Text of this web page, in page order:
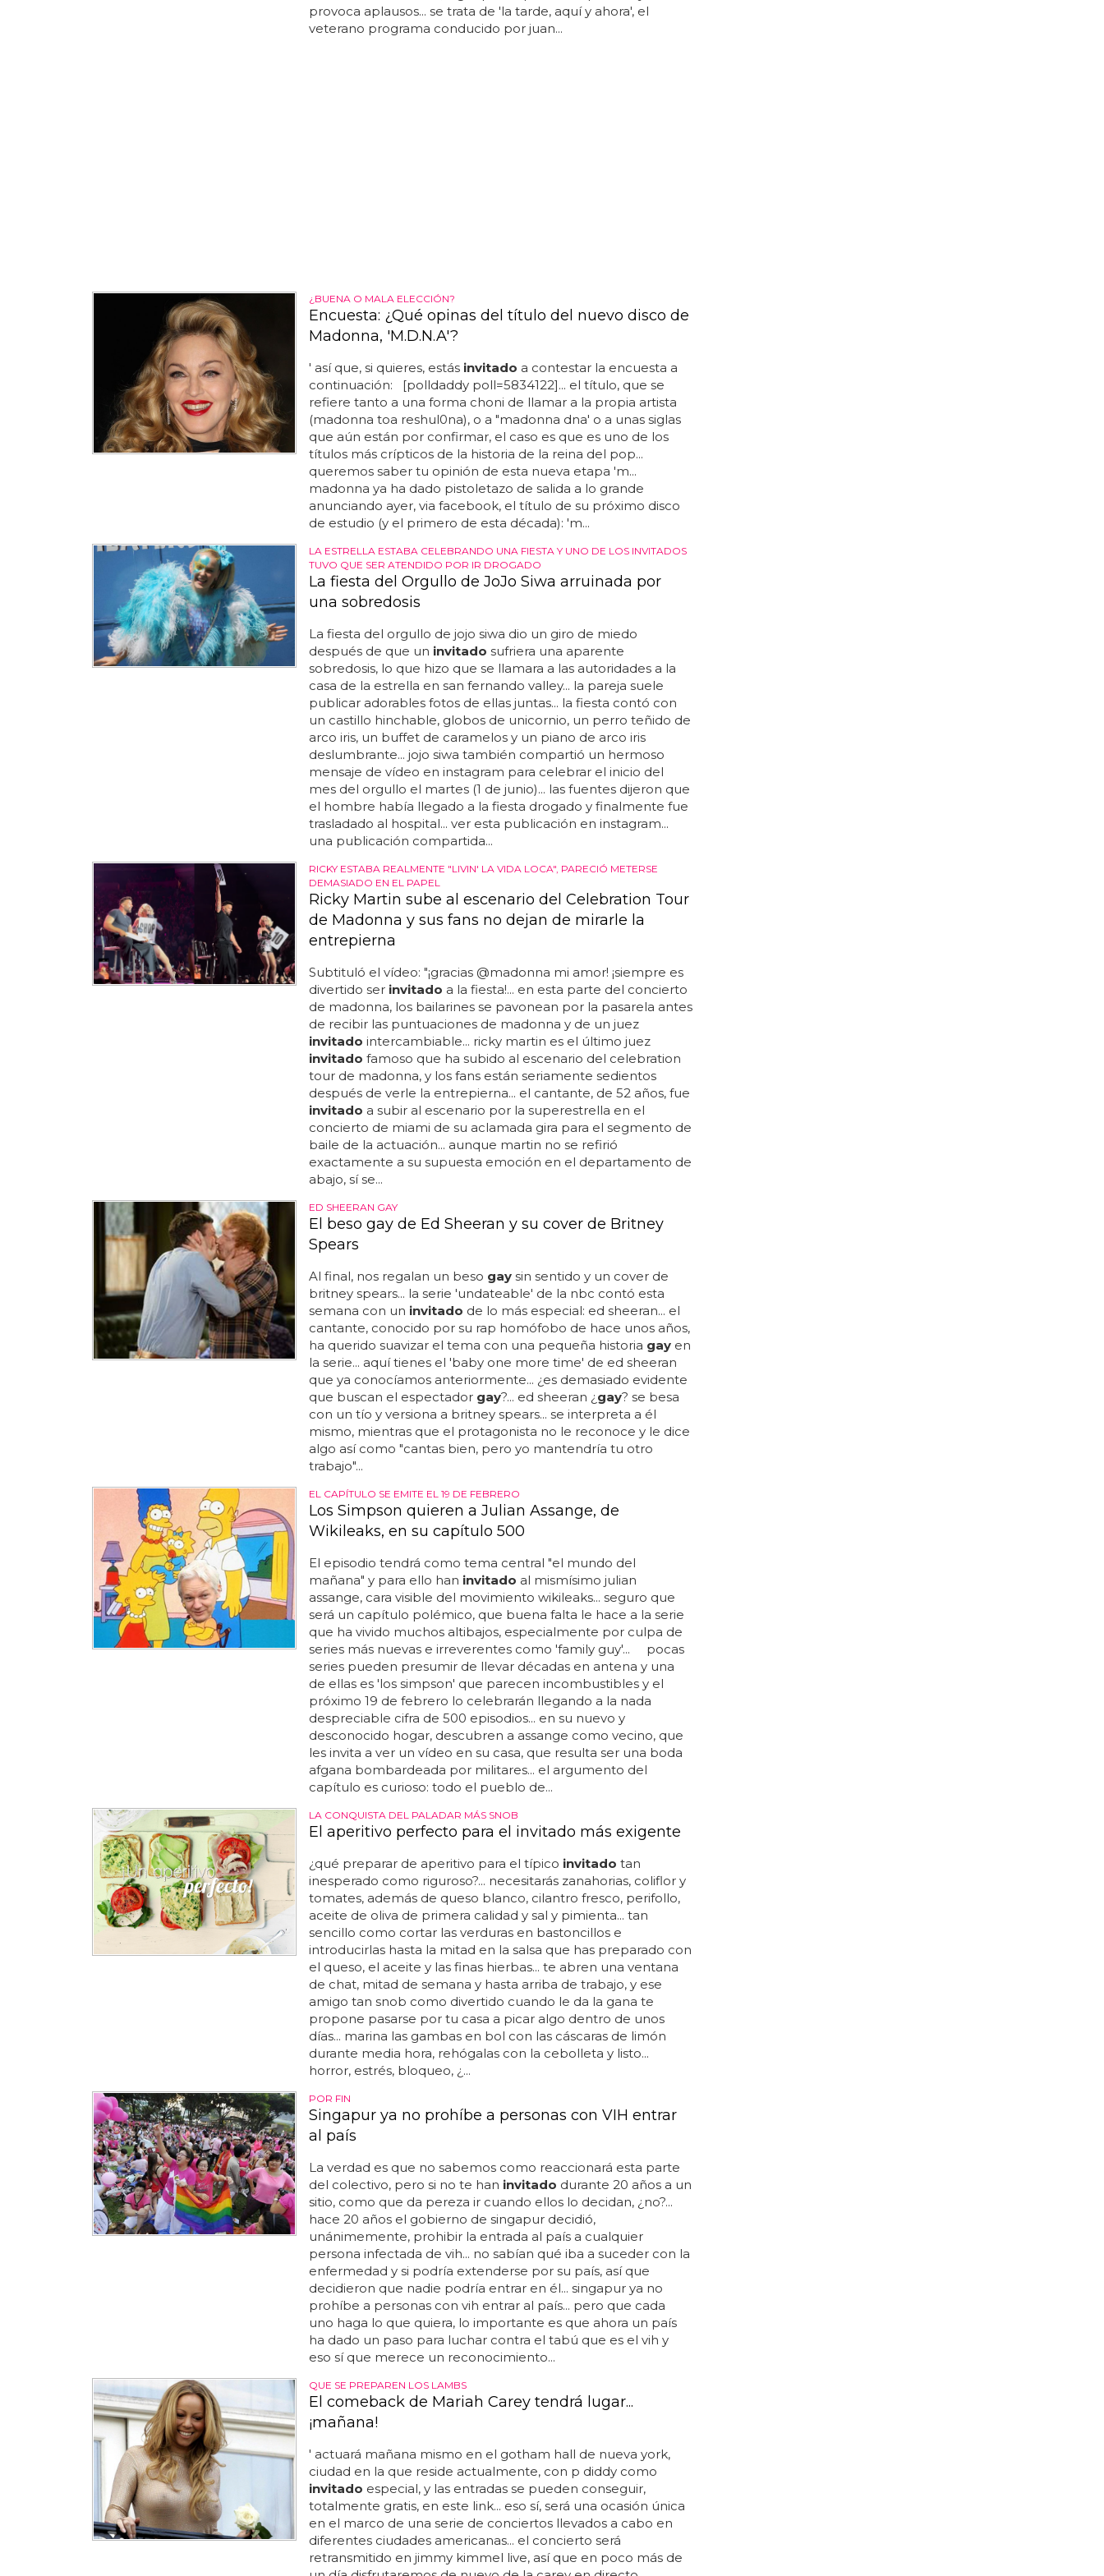
provoca aplausos... se trata de 'la tarde, aquí y ahora', el
veterano programa conducido por juan...
¿BUENA O MALA ELECCIÓN?
Encuesta: ¿Qué opinas del título del nuevo disco de
Madonna, 'M.D.N.A'?
' así que, si quieres, estás invitado a contestar la encuesta a
continuación: [polldaddy poll=5834122]... el título, que se
refiere tanto a una forma choni de llamar a la propia artista
(madonna toa reshul0na), o a "madonna dna' o a unas siglas
que aún están por confirmar, el caso es que es uno de los
títulos más crípticos de la historia de la reina del pop...
queremos saber tu opinión de esta nueva etapa 'm...
madonna ya ha dado pistoletazo de salida a lo grande
anunciando ayer, via facebook, el título de su próximo disco
de estudio (y el primero de esta década): 'm...
LA ESTRELLA ESTABA CELEBRANDO UNA FIESTA Y UNO DE LOS INVITADOS
TUVO QUE SER ATENDIDO POR IR DROGADO
La fiesta del Orgullo de JoJo Siwa arruinada por
una sobredosis
La fiesta del orgullo de jojo siwa dio un giro de miedo
después de que un invitado sufriera una aparente
sobredosis, lo que hizo que se llamara a las autoridades a la
casa de la estrella en san fernando valley... la pareja suele
publicar adorables fotos de ellas juntas... la fiesta contó con
un castillo hinchable, globos de unicornio, un perro teñido de
arco iris, un buffet de caramelos y un piano de arco iris
deslumbrante... jojo siwa también compartió un hermoso
mensaje de vídeo en instagram para celebrar el inicio del
mes del orgullo el martes (1 de junio)... las fuentes dijeron que
el hombre había llegado a la fiesta drogado y finalmente fue
trasladado al hospital... ver esta publicación en instagram...
una publicación compartida...
RICKY ESTABA REALMENTE "LIVIN' LA VIDA LOCA", PARECIÓ METERSE
DEMASIADO EN EL PAPEL
Ricky Martin sube al escenario del Celebration Tour
de Madonna y sus fans no dejan de mirarle la
entrepierna
Subtituló el vídeo: "¡gracias @madonna mi amor! ¡siempre es
divertido ser invitado a la fiesta!... en esta parte del concierto
de madonna, los bailarines se pavonean por la pasarela antes
de recibir las puntuaciones de madonna y de un juez
invitado intercambiable... ricky martin es el último juez
invitado famoso que ha subido al escenario del celebration
tour de madonna, y los fans están seriamente sedientos
después de verle la entrepierna... el cantante, de 52 años, fue
invitado a subir al escenario por la superestrella en el
concierto de miami de su aclamada gira para el segmento de
baile de la actuación... aunque martin no se refirió
exactamente a su supuesta emoción en el departamento de
abajo, sí se...
ED SHEERAN GAY
El beso gay de Ed Sheeran y su cover de Britney
Spears
Al final, nos regalan un beso gaysin sentido y un cover de
britney spears... la serie 'undateable' de la nbc contó esta
semana con un invitado de lo más especial: ed sheeran... el
cantante, conocido por su rap homófobo de hace unos años,
ha querido suavizar el tema con una pequeña historia gayen
la serie... aquí tienes el 'baby one more time' de ed sheeran
que ya conocíamos anteriormente... ¿es demasiado evidente
que buscan el espectador gay?... ed sheeran ¿ gay? se besa
con un tío y versiona a britney spears... se interpreta a él
mismo, mientras que el protagonista no le reconoce y le dice
algo así como "cantas bien, pero yo mantendría tu otro
trabajo"...
EL CAPÍTULO SE EMITE EL 19 DE FEBRERO
Los Simpson quieren a Julian Assange, de
Wikileaks, en su capítulo 500
El episodio tendrá como tema central "el mundo del
mañana" y para ello han invitado al mismísimo julian
assange, cara visible del movimiento wikileaks... seguro que
será un capítulo polémico, que buena falta le hace a la serie
que ha vivido muchos altibajos, especialmente por culpa de
series más nuevas e irreverentes como 'family guy'... pocas
series pueden presumir de llevar décadas en antena y una
de ellas es 'los simpson' que parecen incombustibles y el
próximo 19 de febrero lo celebrarán llegando a la nada
despreciable cifra de 500 episodios... en su nuevo y
desconocido hogar, descubren a assange como vecino, que
les invita a ver un vídeo en su casa, que resulta ser una boda
afgana bombardeada por militares... el argumento del
capítulo es curioso: todo el pueblo de...
LA CONQUISTA DEL PALADAR MÁS SNOB
El aperitivo perfecto para el invitado más exigente
¿qué preparar de aperitivo para el típico invitado tan
inesperado como riguroso?... necesitarás zanahorias, coliflor y
tomates, además de queso blanco, cilantro fresco, perifollo,
aceite de oliva de primera calidad y sal y pimienta... tan
sencillo como cortar las verduras en bastoncillos e
introducirlas hasta la mitad en la salsa que has preparado con
el queso, el aceite y las finas hierbas... te abren una ventana
de chat, mitad de semana y hasta arriba de trabajo, y ese
amigo tan snob como divertido cuando le da la gana te
propone pasarse por tu casa a picar algo dentro de unos
días... marina las gambas en bol con las cáscaras de limón
durante media hora, rehógalas con la cebolleta y listo...
horror, estrés, bloqueo, ¿...
POR FIN
Singapur ya no prohíbe a personas con VIH entrar
al país
La verdad es que no sabemos como reaccionará esta parte
del colectivo, pero si no te han invitado durante 20 años a un
sitio, como que da pereza ir cuando ellos lo decidan, ¿no?...
hace 20 años el gobierno de singapur decidió,
unánimemente, prohibir la entrada al país a cualquier
persona infectada de vih... no sabían qué iba a suceder con la
enfermedad y si podría extenderse por su país, así que
decidieron que nadie podría entrar en él... singapur ya no
prohíbe a personas con vih entrar al país... pero que cada
uno haga lo que quiera, lo importante es que ahora un país
ha dado un paso para luchar contra el tabú que es el vih y
eso sí que merece un reconocimiento...
QUE SE PREPAREN LOS LAMBS
El comeback de Mariah Carey tendrá lugar...
¡mañana!
' actuará mañana mismo en el gotham hall de nueva york,
ciudad en la que reside actualmente, con p diddy como
invitado especial, y las entradas se pueden conseguir,
totalmente gratis, en este link... eso sí, será una ocasión única
en el marco de una serie de conciertos llevados a cabo en
diferentes ciudades americanas... el concierto será
retransmitido en jimmy kimmel live, así que en poco más de